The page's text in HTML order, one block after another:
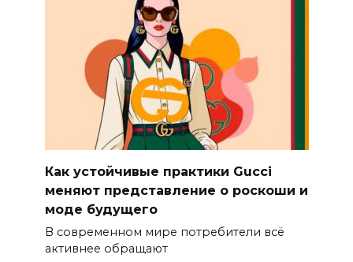
Как устойчивые практики Gucci
меняют представление о роскоши и
моде будущего
В современном мире потребители всё
активнее обращают